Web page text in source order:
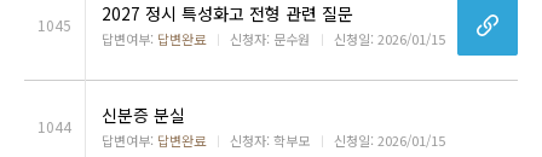
1045 2027 정시 특성화고 전형 관련 질문
답변여부: 답변완료 ㅣ 신청자: 문수원 ㅣ 신청일: 2026/01/15
1044 신분증 분실
답변여부: 답변완료 ㅣ 신청자: 학부모 ㅣ 신청일: 2026/01/15